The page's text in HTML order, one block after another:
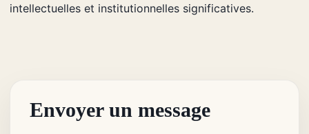
intellectuelles et institutionnelles significatives.
Envoyer un message